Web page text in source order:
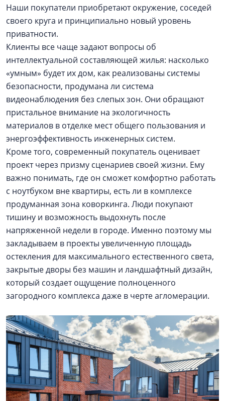
Наши покупатели приобретают окружение, соседей
своего круга и принципиально новый уровень
приватности.
Клиенты все чаще задают вопросы об
интеллектуальной составляющей жилья: насколько
«умным» будет их дом, как реализованы системы
безопасности, продумана ли система
видеонаблюдения без слепых зон. Они обращают
пристальное внимание на экологичность
материалов в отделке мест общего пользования и
энергоэффективность инженерных систем.
Кроме того, современный покупатель оценивает
проект через призму сценариев своей жизни. Ему
важно понимать, где он сможет комфортно работать
с ноутбуком вне квартиры, есть ли в комплексе
продуманная зона коворкинга. Люди покупают
тишину и возможность выдохнуть после
напряженной недели в городе. Именно поэтому мы
закладываем в проекты увеличенную площадь
остекления для максимального естественного света,
закрытые дворы без машин и ландшафтный дизайн,
который создает ощущение полноценного
загородного комплекса даже в черте агломерации.